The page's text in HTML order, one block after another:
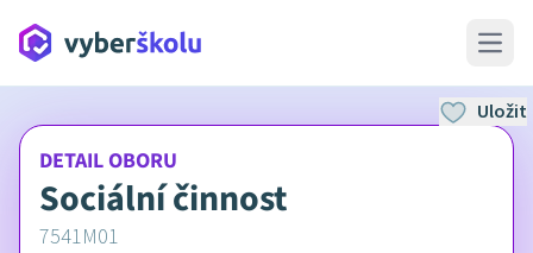
Open
DETAIL OBORU
Sociální činnost
7541M01
Uložit